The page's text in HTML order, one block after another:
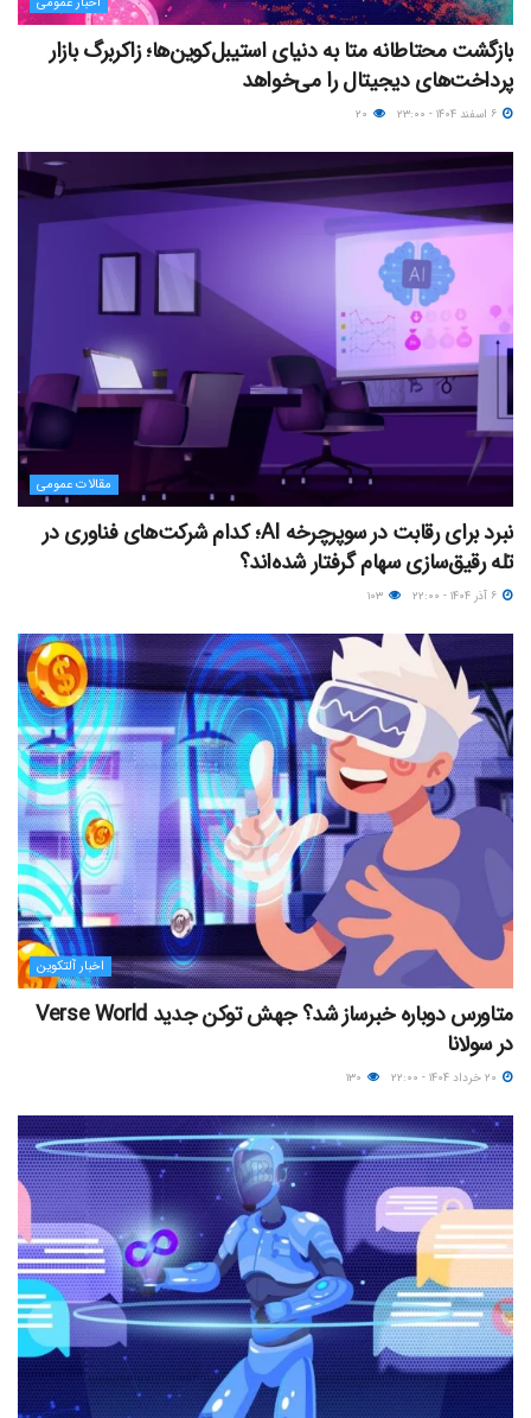
بازگشت محتاطانه متا به دنیای استیبل‌کوین‌ها؛ زاکربرگ بازار
پرداخت‌های دیجیتال را می‌خواهد
مقالات عمومی
نبرد برای رقابت در سوپرچرخه AI؛ کدام شرکت‌های فناوری در
تله رقیق‌سازی سهام گرفتار شده‌اند؟
اخبار آلتکوین
متاورس دوباره خبرساز شد؟ جهش توکن جدید Verse World
در سولانا